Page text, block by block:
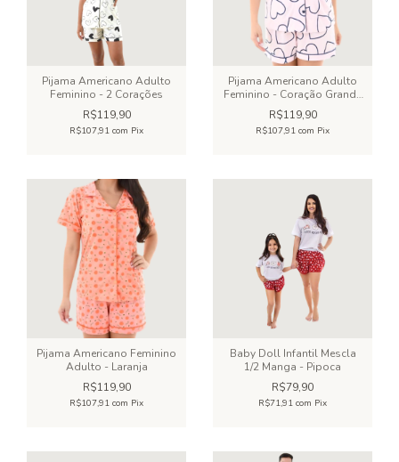
Pijama Americano Adulto
Feminino - 2 Corações
R$119,90
R$107,91 com Pix
Pijama Americano Adulto
Feminino - Coração Grande
Vazado
R$119,90
R$107,91 com Pix
Pijama Americano Feminino
Adulto - Laranja
R$119,90
R$107,91 com Pix
Baby Doll Infantil Mescla
1/2 Manga - Pipoca
R$79,90
R$71,91 com Pix